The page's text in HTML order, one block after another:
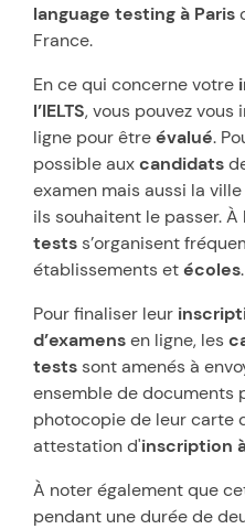
language testing à Paris
France.
En ce qui concerne votre
l’IELTS, vous pouvez
ligne pour êtreévalué.
possible auxcandidats
examen mais aussi la
ils souhaitent le passer. À
testss’organisent
établissements etécoles.
Pour finaliser leur
d’examensen ligne, les
testssont amenés à
ensemble de documents
photocopie de leur carte
attestation d'inscription
À noter également que
pendant une durée de